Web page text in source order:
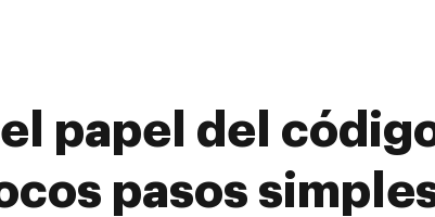
papel del
pasos